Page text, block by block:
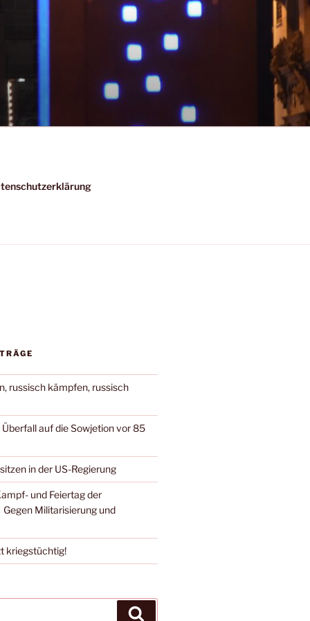
russisch kämpfen, russisch
auf die Sowjetion vor 85
in der US-Regierung
und Feiertag der
Militarisierung und
kriegstüchtig!